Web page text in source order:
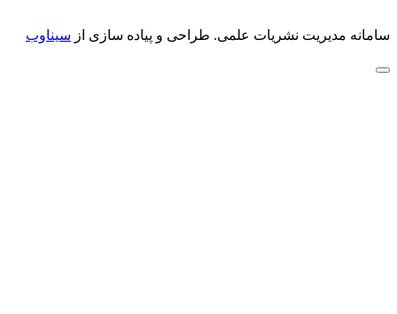
سامانه مدیریت نشریات علمی. طراحی و پیاده سازی از سیناوب